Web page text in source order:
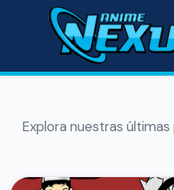
Explora nuestras